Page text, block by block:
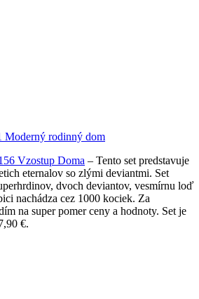
rodinný dom
Vzostup Doma – Tento set predstavuje
eternalov so zlými deviantmi. Set
dvoch deviantov, vesmírnu loď
nachádza cez 1000 kociek. Za
na super pomer ceny a hodnoty. Set je
€.